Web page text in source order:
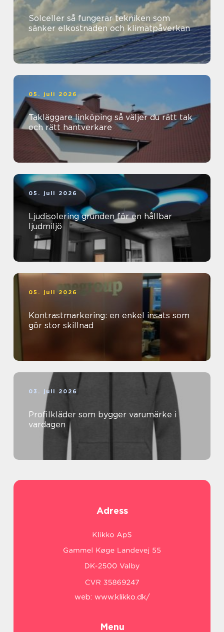
Solceller så fungerar tekniken som
sänker elkostnaden och klimatpåverkan
05. juli 2026
Takläggare linköping så väljer du rätt tak
och rätt hantverkare
05. juli 2026
Ljudisolering grunden för en hållbar
ljudmiljö
05. juli 2026
Kontrastmarkering: en enkel insats som
gör stor skillnad
03. juli 2026
Profilkläder som bygger varumärke i
vardagen
Adress
web: www.klikko.dk/
Menu